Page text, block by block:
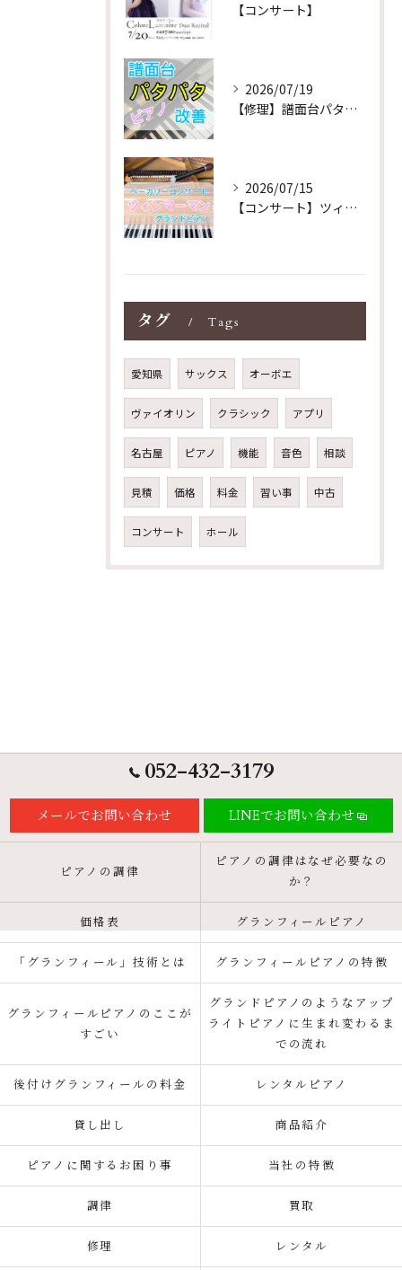
【コンサート】
2026/07/19
【修理】譜面台パタパタを改善！ストレス解消！
2026/07/15
【コンサート】ツィンマーマンのグランドピアノ♪木目猫足グラン...
タグ Tags
愛知県 サックス オーボエ
ヴァイオリン クラシック アプリ
名古屋 ピアノ 機能 音色 相談
見積 価格 料金 習い事 中古
コンサート ホール
052-432-3179
メールでお問い合わせ LINEでお問い合わせ
ピアノの調律
ピアノの調律はなぜ必要なの
か？
価格表 グランフィールピアノ
「グランフィール」技術とは グランフィールピアノの特徴
グランフィールピアノのここが
すごい
グランドピアノのようなアップ
ライトピアノに生まれ変わるま
での流れ
後付けグランフィールの料金 レンタルピアノ
貸し出し 商品紹介
ピアノに関するお困り事 当社の特徴
調律 買取
修理 レンタル